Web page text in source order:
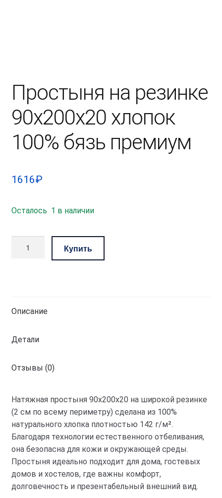
Простыня на резинке
90х200х20 хлопок
100% бязь премиум
1616₽
1 в наличии
хлопок
бязь
Купить
Описание
Детали
Отзывы (0)
Натяжная простыня 90х200х20 на широкой резинке
(2 см по всему периметру) сделана из 100%
натурального хлопка плотностью 142 г/м².
Благодаря технологии естественного отбеливания,
она безопасна для кожи и окружающей среды.
Простыня идеально подходит для дома, гостевых
домов и хостелов, где важны комфорт,
долговечность и презентабельный внешний вид.